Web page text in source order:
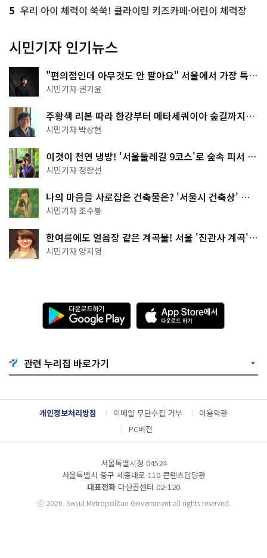
5 우리 아이 체력이 쑥쑥! 클라이밍 키즈카페·어린이 체력장
시민기자 인기뉴스
"편의점인데 아무것도 안 팔아요" 서울에서 가장 특별
한 편의점의 정체
시민기자 권기윤
주황색 리본 따라 한강부터 메타세쿼이아 숲길까지…
서울둘레길 15코스
시민기자 박상현
이것이 천연 냉방! '서울둘레길 9코스'로 숲속 피서 떠
나볼까
시민기자 정향선
나의 마음을 사로잡은 건축물은? '서울시 건축상' 수
상작 공개!
시민기자 조수봉
한여름에도 얼음장 같은 계곡물! 서울 '진관사 계곡'이
천국이네~
시민기자 양지영
다
운
로
기
G
o
g
l
e
l
A
p
p
e
서
다
운
드
관련 누리집 바로가기
개인정보처리방침 이메일 무단수집 거부
이용약관
PC버전
서울특별시청 04524
서울특별시 중구 세종대로 110 콘텐츠담당관
대표전화 다산콜센터 02-120
ⓒ2020. Seoul Metropolitan Government all rights reserved.